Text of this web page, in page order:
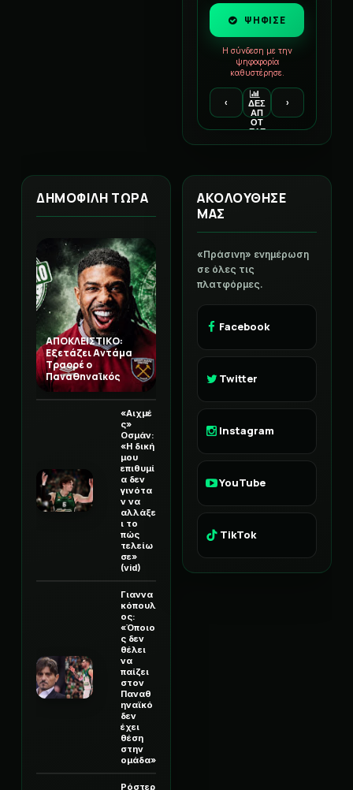
ΨΗΦΙΣΕ
Η σύνδεση με την
ψηφοφορία
καθυστέρησε.
‹
ΔΕΣ
ΑΠ
ΟΤ
ΕΛΕ
›
ΔΗΜΟΦΙΛΗ ΤΩΡΑ
ΑΠΟΚΛΕΙΣΤΙΚΟ:
Εξετάζει Αντάμα
Τραορέ ο
Παναθηναϊκός
«Αιχμέ
ς»
Οσμάν:
«Η δική
μου
επιθυμί
α δεν
γινότα
ν να
αλλάξε
ι το
πώς
τελείω
σε»
(vid)
Γιαννα
κόπουλ
ος:
«Όποιο
ς δεν
θέλει
να
παίζει
στον
Παναθ
ηναϊκό
δεν
έχει
θέση
στην
ομάδα»
Ρόστερ
ΑΚΟΛΟΥΘΗΣΕ
ΜΑΣ
«Πράσινη» ενημέρωση
σε όλες τις
πλατφόρμες.
Facebook
Twitter
Instagram
YouTube
TikTok